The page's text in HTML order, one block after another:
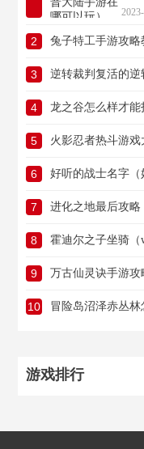
玩）
2
3 逆转裁判复活的逆
4
5
6
7
8
9 万古仙灵诀手游攻
10 冒险岛沼泽赤丛林
游戏排行